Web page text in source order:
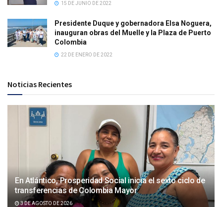
15 DE JUNIO DE 2022
Presidente Duque y gobernadora Elsa Noguera,
inauguran obras del Muelle y la Plaza de Puerto
Colombia
22 DE ENERO DE 2022
Noticias Recientes
En Atlántico, Prosperidad Social inicia el sexto ciclo de
transferencias de Colombia Mayor
3 DE AGOSTO DE 2026